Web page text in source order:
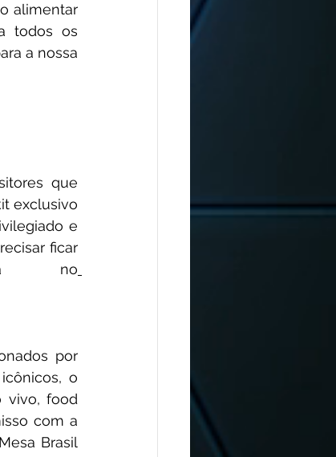
alimentar
todos os
a nossa
que
exclusivo
e
ficar
no
por
o
vivo, food
com a
Brasil